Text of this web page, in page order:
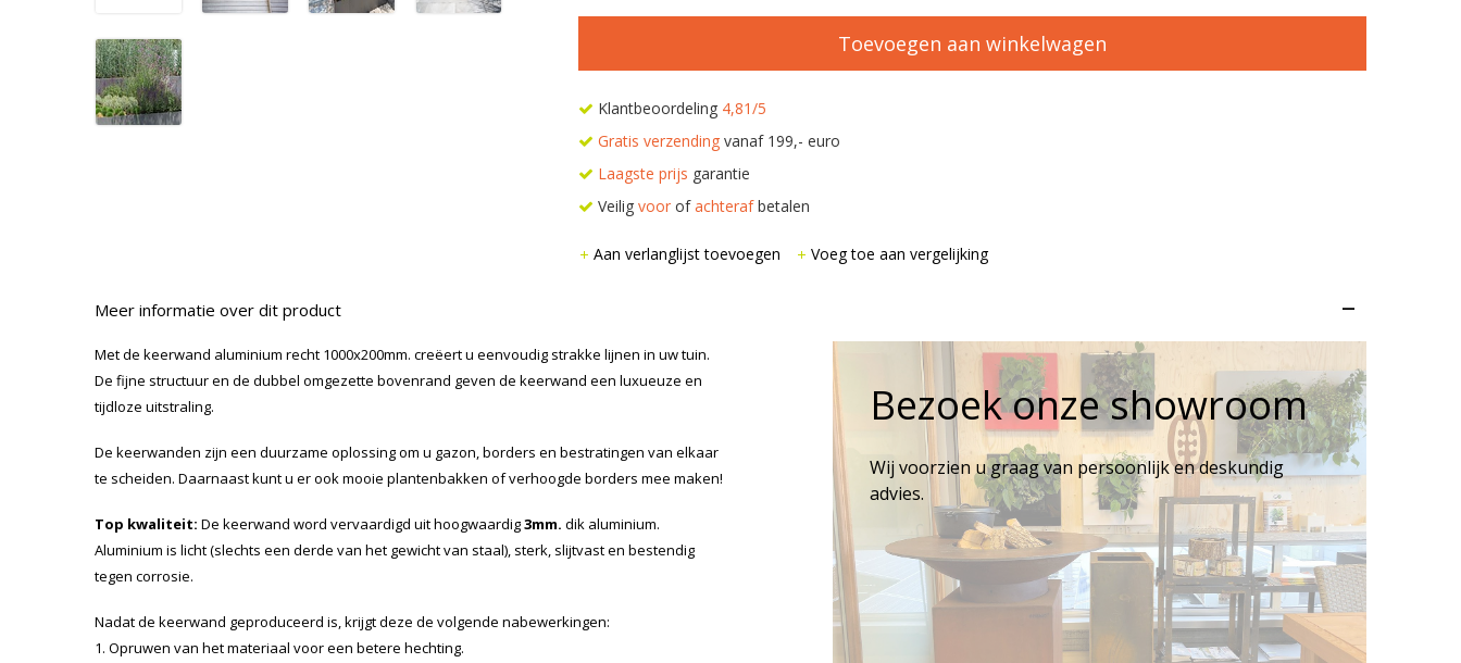
Toevoegen aan winkelwagen
Klantbeoordeling 4,81/5
Gratis verzendingvanaf 199,- euro
Laagste prijs garantie
Veilig voorofachterafbetalen
Aan verlanglijst toevoegen Voeg toe aan vergelijking
Meer informatie over dit product –
Met de keerwand aluminium recht 1000x200mm. creëert u eenvoudig strakke lijnen in uw tuin.
De fijne structuur en de dubbel omgezette bovenrand geven de keerwand een luxueuze en
tijdloze uitstraling.
De keerwanden zijn een duurzame oplossing om u gazon, borders en bestratingen van elkaar
te scheiden. Daarnaast kunt u er ook mooie plantenbakken of verhoogde borders mee maken!
Top kwaliteit: De keerwand word vervaardigd uit hoogwaardig3mm. dik aluminium.
Aluminium is licht (slechts een derde van het gewicht van staal), sterk, slijtvast en bestendig
tegen corrosie.
Nadat de keerwand geproduceerd is, krijgt deze de volgende nabewerkingen:
1. Opruwen van het materiaal voor een betere hechting.
Bezoek onze showroom
Wij voorzien u graag van persoonlijk en deskundig
advies.